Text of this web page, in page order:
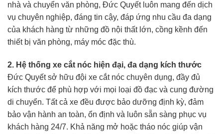
nhà và chuyển văn phòng, Đức Quyết luôn mang đến dịch
vụ chuyên nghiệp, đáng tin cậy, đáp ứng nhu cầu đa dạng
của khách hàng từ những đồ nội thất lớn, cồng kềnh đến
thiết bị văn phòng, máy móc đặc thù.
2. Hệ thống xe cắt nóc hiện đại, đa dạng kích thước
Đức Quyết sở hữu đội xe cắt nóc chuyên dụng, đầy đủ
kích thước để phù hợp với mọi loại đồ đạc và cung đường
di chuyển. Tất cả xe đều được bảo dưỡng định kỳ, đảm
bảo vận hành an toàn, ổn định và luôn sẵn sàng phục vụ
khách hàng 24/7. Khả năng mở hoặc tháo nóc giúp vận